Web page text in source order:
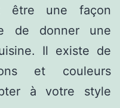
être une façon
de donner une
Il existe de
et couleurs
à votre style